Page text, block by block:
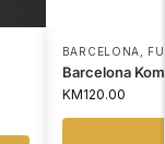
BARCELONA
Barcelona
KM120.00